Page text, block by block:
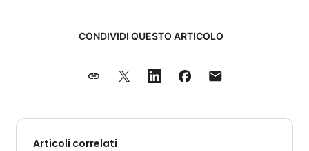
CONDIVIDI QUESTO ARTICOLO
Articoli correlati